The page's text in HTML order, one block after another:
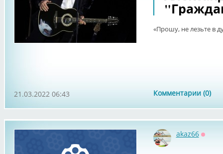
«Прошу, не лезьте в
Комментарии (0)
21.03.2022 06:43
akaz66